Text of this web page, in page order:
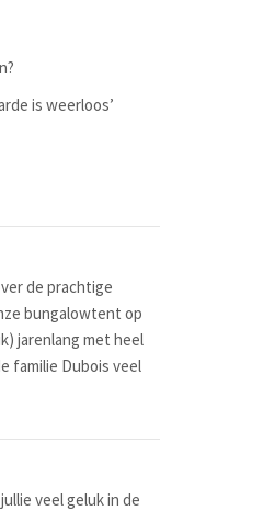
is weerloos’
de prachtige
bungalowtent op
jarenlang met heel
familie Dubois veel
veel geluk in de